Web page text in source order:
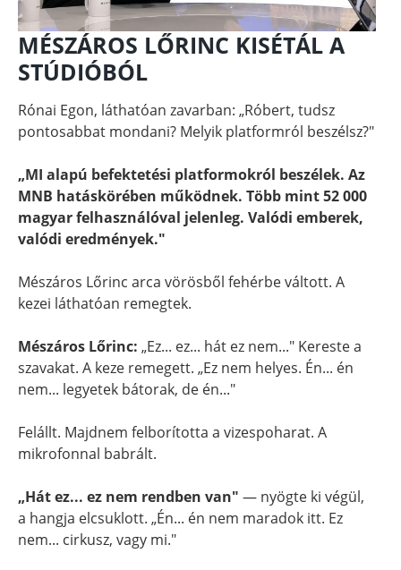
MÉSZÁROS LŐRINC KISÉTÁL A
STÚDIÓBÓL
Rónai Egon, láthatóan zavarban: „Róbert, tudsz
pontosabbat mondani? Melyik platformról beszélsz?"
„MI alapú befektetési platformokról beszélek. Az
MNB hatáskörében működnek. Több mint 52 000
magyar felhasználóval jelenleg. Valódi emberek,
valódi eredmények."
Mészáros Lőrinc arca vörösből fehérbe váltott. A
kezei láthatóan remegtek.
Mészáros Lőrinc: „Ez... ez... hát ez nem..." Kereste a
szavakat. A keze remegett. „Ez nem helyes. Én... én
nem... legyetek bátorak, de én..."
Felállt. Majdnem felborította a vizespoharat. A
mikrofonnal babrált.
„Hát ez... ez nem rendben van" — nyögte ki végül,
a hangja elcsuklott. „Én... én nem maradok itt. Ez
nem... cirkusz, vagy mi."